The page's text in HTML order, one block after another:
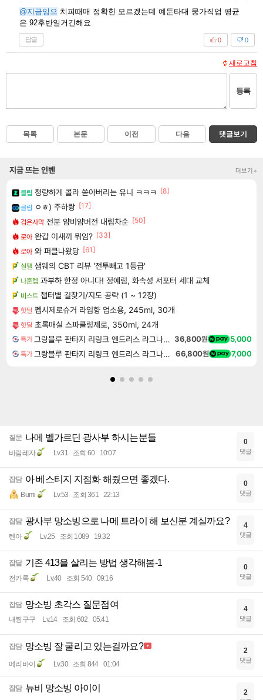
@지금잉으 치피때매 정확힌 모르겠는데 예둔타대 뭉가직업 평균
은 92후반일거긴해요
답글 0
0
새로고침
등록
목록 본문 이전 다음 댓글보기
지금 뜨는 인벤 더보기+
클립 청량하게 콜라 쏟아버리는 유니 ㅋㅋㅋ
[8]
클립 ㅇㅎ) 주하랑 [17]
검은사막 전분 얌비얌버전 내림차순 [50]
로아 완갑 이새끼 뭐임? [33]
로아 와 퍼클나왔당 [61]
실팰 샘웨의 CBT 리뷰 '전투빼고 1등급'
나혼렙 과부하 한정 아니다! 정예림, 화속성 서포터 세대 교체
비스트 챕터별 길찾기/지도 공략 (1 ~ 12장)
핫딜 펩시제로슈거 라임향 업소용, 245ml, 30개
핫딜 초록매실 스파클링제로, 350ml, 24개
특가 그랑블루 판타지 리링크 엔드리스 라그나로크 업그레이드 킷 Granblue Fantasy Relink Endless Ragnarok Upgrade Kit DLC 36,800원 5,000
특가 그랑블루 판타지 리링크 엔드리스 라그나로크 Granblue Fantasy Relink Endless Ragnarok 66,800원 7,000
질문 나메 벨가르딘 광사부 하시는분들
바람레자 Lv.31 조회 60 10:07
0
댓글
잡담 아 베스티지 지점화 해줬으면 좋겠다.
Bumi Lv.53 조회 361 22:13
0
댓글
잡담 광사부 망소빙으로 나메 트라이 해 보신분 계실까요?
텐아 Lv.25 조회 1089 19:32
4
댓글
잡담 기존 413을 살리는 방법 생각해봄-1
전카록 Lv.40 조회 540 09:16
0
댓글
잡담 망소빙 초각스 질문점여
내찡구구 Lv.14 조회 602 05:41
4
댓글
잡담 망소빙 잘 굴리고 있는걸까요?
메리바이 Lv.30 조회 844 01:04
2
댓글
잡담 뉴비 망소빙 아이이 2